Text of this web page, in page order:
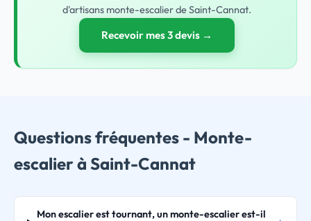
d'artisans monte-escalier de Saint-Cannat.
Recevoir mes 3 devis →
Questions fréquentes - Monte-
escalier à Saint-Cannat
Mon escalier est tournant, un monte-escalier est-il